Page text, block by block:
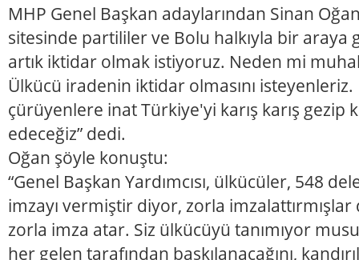
MHP Genel Başkan adaylarından Sinan
sitesinde partililer ve Bolu halkıyla bir araya
artık iktidar olmak istiyoruz. Neden mi
Ülkücü iradenin iktidar olmasını
çürüyenlere inat Türkiye'yi karış karış gezip
edeceğiz” dedi.
Oğan şöyle konuştu:
“Genel Başkan Yardımcısı, ülkücüler, 548
imzayı vermiştir diyor, zorla
zorla imza atar. Siz ülkücüyü tanımıyor
her gelen tarafından baskılanacağını,